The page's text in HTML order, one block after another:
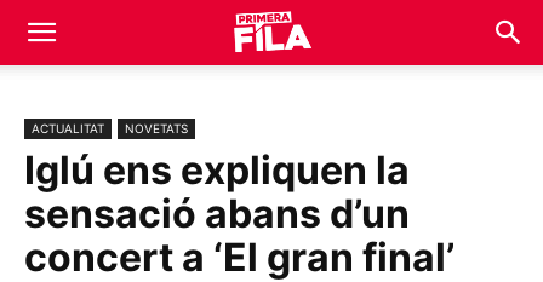
ACTUALITAT NOVETATS
Iglú ens expliquen la
sensació abans d’un
concert a ‘El gran final’